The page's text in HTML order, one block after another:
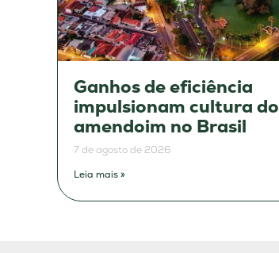
Ganhos de eficiência
impulsionam cultura do
amendoim no Brasil
7 de agosto de 2026
Leia mais »